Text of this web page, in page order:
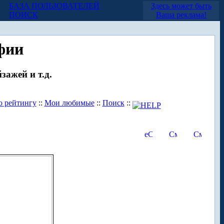
БАЗА ПОЛЬЗОВАТЕЛЕЙ
ПОИСК
Здесь может быть
Ваша реклама!
и т.д.
рейтингу:: Мои любимые:: Поиск::